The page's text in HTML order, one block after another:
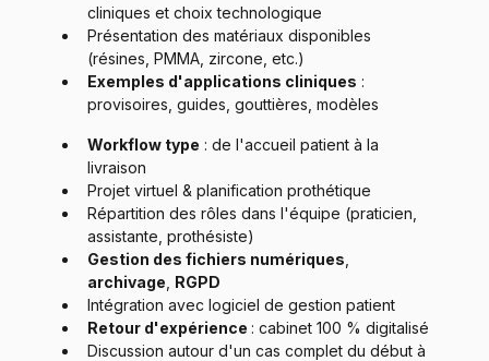
cliniques et choix technologique
Présentation des matériaux disponibles
(résines, PMMA, zircone, etc.)
Exemples d'applications cliniques :
provisoires, guides, gouttières, modèles
Workflow type : de l'accueil patient à la
livraison
Projet virtuel & planification prothétique
Répartition des rôles dans l'équipe (praticien,
assistante, prothésiste)
Gestion des fichiers numériques
archivage RGPD
Intégration avec logiciel de gestion patient
Retour d'expérience : cabinet 100 % digitalisé
Discussion autour d'un cas complet du début à